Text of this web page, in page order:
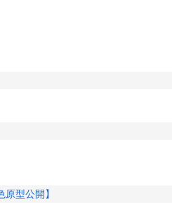
型公開】